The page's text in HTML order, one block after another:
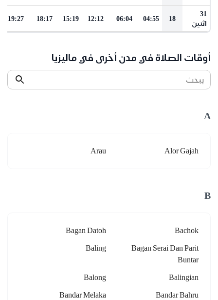
31
اثنين
18
04:55
06:04
12:12
15:19
18:17
19:27
أوقات الصلاة في مدن أخرى في ماليزيا
يبحث
A
Alor Gajah
Arau
B
Bachok
Bagan Datoh
Bagan Serai Dan Parit
Buntar
Baling
Balingian
Balong
Bandar Bahru
Bandar Melaka